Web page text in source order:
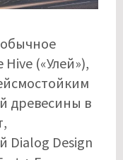
(«Улей»),
древесины в
Dialog Design